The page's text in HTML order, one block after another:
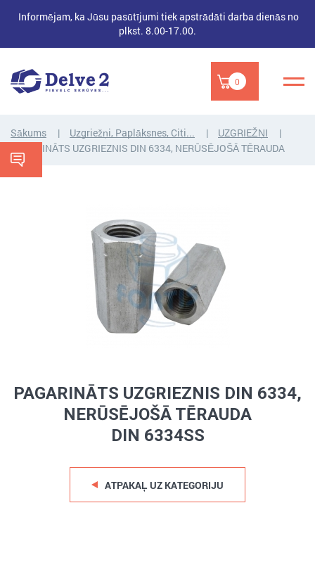
Informējam, ka Jūsu pasūtījumi tiek apstrādāti darba dienās no
plkst. 8.00-17.00.
0
Sākums Uzgriežņi, Paplāksnes, Citi...
UZGRIEŽŅI
PAGARINĀTS UZGRIEZNIS DIN 6334, NERŪSĒJOŠĀ TĒRAUDA
PAGARINĀTS UZGRIEZNIS DIN 6334,
NERŪSĒJOŠĀ TĒRAUDA
DIN 6334SS
ATPAKAĻ UZ KATEGORIJU